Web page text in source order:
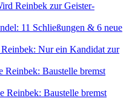
Reinbek zur Geister-
11 Schließungen & 6 neue
Nur ein Kandidat zur
Reinbek: Baustelle bremst
Reinbek: Baustelle bremst